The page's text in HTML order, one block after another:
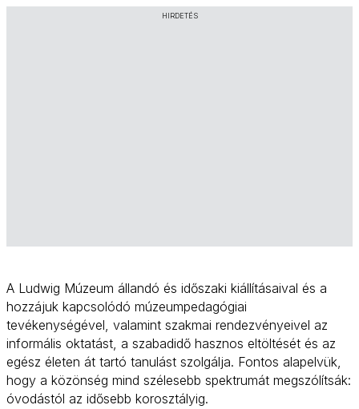
HIRDETÉS
A Ludwig Múzeum állandó és időszaki kiállításaival és a
hozzájuk kapcsolódó múzeumpedagógiai
tevékenységével, valamint szakmai rendezvényeivel az
informális oktatást, a szabadidő hasznos eltöltését és az
egész életen át tartó tanulást szolgálja. Fontos alapelvük,
hogy a közönség mind szélesebb spektrumát megszólítsák:
óvodástól az idősebb korosztályig.